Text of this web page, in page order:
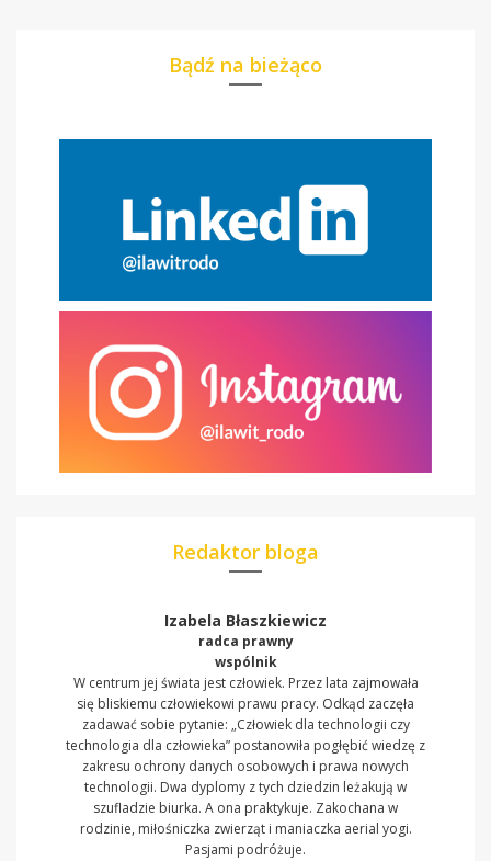
Bądź na bieżąco
Redaktor bloga
Izabela Błaszkiewicz
radca prawny
wspólnik
W centrum jej świata jest człowiek. Przez lata zajmowała
się bliskiemu człowiekowi prawu pracy. Odkąd zaczęła
zadawać sobie pytanie: „Człowiek dla technologii czy
technologia dla człowieka” postanowiła pogłębić wiedzę z
zakresu ochrony danych osobowych i prawa nowych
technologii. Dwa dyplomy z tych dziedzin leżakują w
szufladzie biurka. A ona praktykuje. Zakochana w
rodzinie, miłośniczka zwierząt i maniaczka aerial yogi.
Pasjami podróżuje.